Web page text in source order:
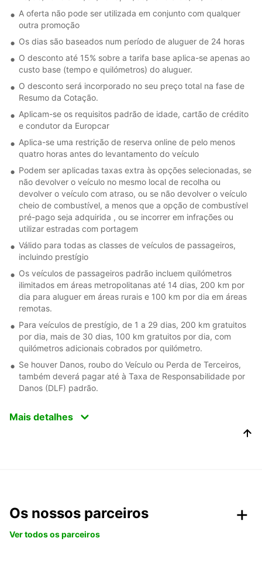
A oferta não pode ser utilizada em conjunto com qualquer
outra promoção
Os dias são baseados num período de aluguer de 24 horas
O desconto até 15% sobre a tarifa base aplica-se apenas ao
custo base (tempo e quilómetros) do aluguer.
O desconto será incorporado no seu preço total na fase de
Resumo da Cotação.
Aplicam-se os requisitos padrão de idade, cartão de crédito
e condutor da Europcar
Aplica-se uma restrição de reserva online de pelo menos
quatro horas antes do levantamento do veículo
Podem ser aplicadas taxas extra às opções selecionadas, se
não devolver o veículo no mesmo local de recolha ou
devolver o veículo com atraso, ou se não devolver o veículo
cheio de combustível, a menos que a opção de combustível
pré-pago seja adquirida , ou se incorrer em infrações ou
utilizar estradas com portagem
Válido para todas as classes de veículos de passageiros,
incluindo prestígio
Os veículos de passageiros padrão incluem quilómetros
ilimitados em áreas metropolitanas até 14 dias, 200 km por
dia para aluguer em áreas rurais e 100 km por dia em áreas
remotas.
Para veículos de prestígio, de 1 a 29 dias, 200 km gratuitos
por dia, mais de 30 dias, 100 km gratuitos por dia, com
quilómetros adicionais cobrados por quilómetro.
Se houver Danos, roubo do Veículo ou Perda de Terceiros,
também deverá pagar até à Taxa de Responsabilidade por
Danos (DLF) padrão.
Mais detalhes
Os nossos parceiros
Ver todos os parceiros